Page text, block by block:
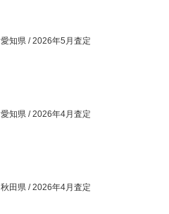
愛知県 /2026年5月査定
愛知県 /2026年4月査定
秋田県 /2026年4月査定